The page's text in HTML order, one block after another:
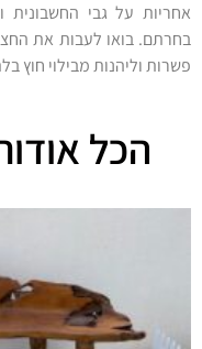
אחריות על גבי
בחרתם. בואו לעבות את
פשרות וליהנות מבילוי חוץ
הכל